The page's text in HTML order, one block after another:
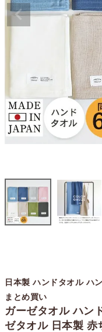
日本製 ハンドタオル ハ
まとめ買い
ガーゼタオル ハン
ゼタオル 日本製 赤